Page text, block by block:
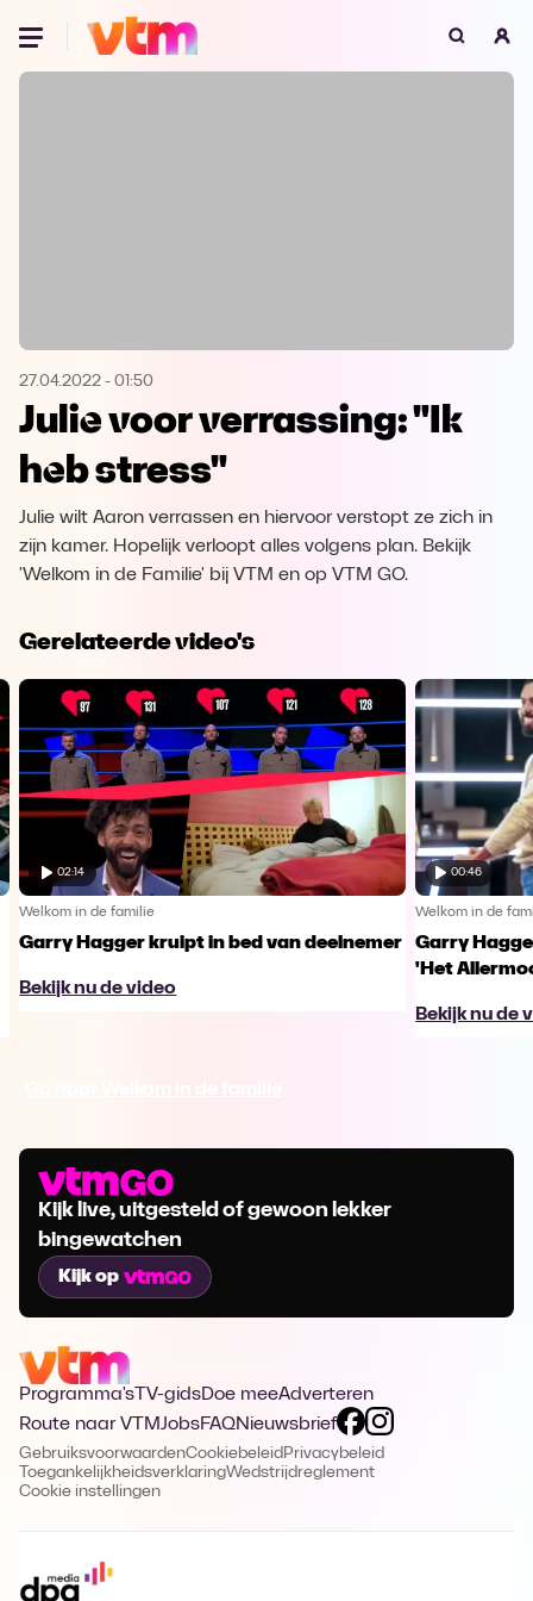
Oeps, browser niet ondersteund
Microsoft Edge Download
Opera
27.04.2022 - 01:50
Julie voor verrassing: "Ik
heb stress"
Julie wilt Aaron verrassen en hiervoor verstopt ze zich in
zijn kamer. Hopelijk verloopt alles volgens plan. Bekijk
'Welkom in de Familie' bij VTM en op VTM GO.
Gerelateerde video's
02:14
Welkom in de familie
Garry Hagger kruipt in bed van deelnemer
Bekijk nu de video
00:46
Welkom in de
Garry
'Het
Bekijk nu de
Kijk live, uitgesteld of gewoon lekker
bingewatchen
Kijk op
Programma's TV-gidsDoe meeAdverteren
Route naar VTMJobsFAQNieuwsbrief
GebruiksvoorwaardenCookiebeleid Privacybeleid
ToegankelijkheidsverklaringWedstrijdreglement
Cookie instellingen